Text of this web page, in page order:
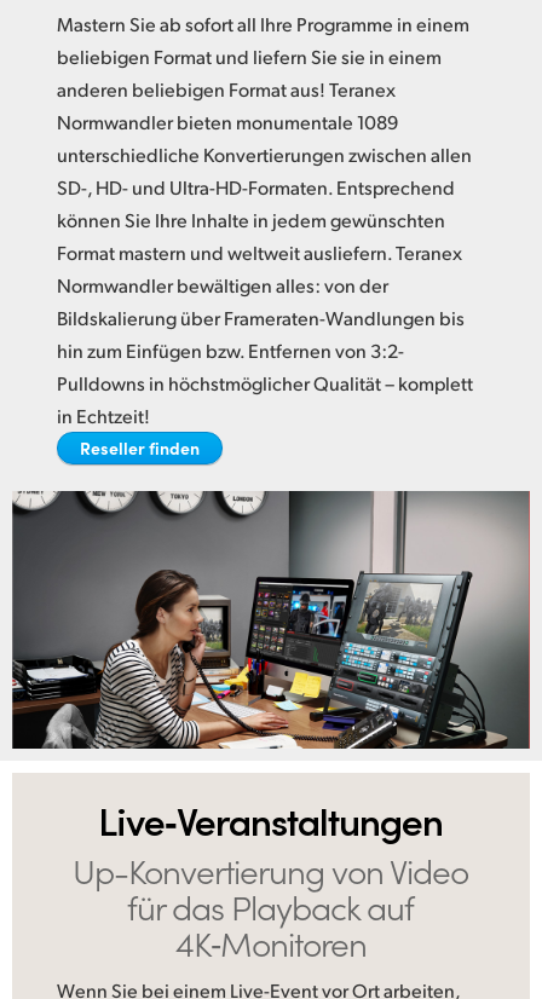
Malaysia
Netherlands
New Zealand
Norway
Portugal
Singapore
South Africa
Spain
Sweden
Turkey
UAE
Ukraine
United States
Mastern Sie ab sofort all Ihre Programme in einem
beliebigen Format und liefern Sie sie in einem
anderen beliebigen Format aus! Teranex
Normwandler bieten monumentale 1089
unterschiedliche Konvertierungen zwischen allen
SD-, HD- und Ultra-HD-Formaten. Entsprechend
können Sie Ihre Inhalte in jedem gewünschten
Format mastern und weltweit ausliefern. Teranex
Normwandler bewältigen alles: von der
Bildskalierung über Frameraten-Wandlungen bis
hin zum Einfügen bzw. Entfernen von 3:2-
Pulldowns in höchstmöglicher Qualität – komplett
in Echtzeit!
Reseller finden
Live‑Veranstaltungen
Up-Konvertierung von Video
für das Playback auf
4K‑Monitoren
Wenn Sie bei einem Live-Event vor Ort arbeiten,